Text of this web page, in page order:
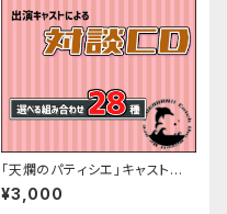
「天爛のパティシエ」キャスト対
談CD
¥3,000